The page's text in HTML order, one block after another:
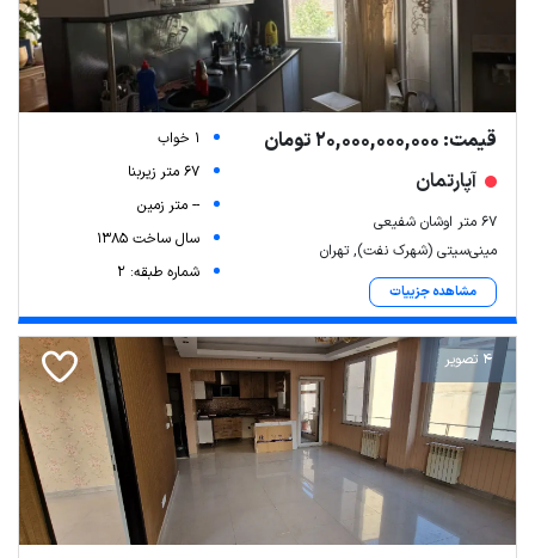
قیمت: 20,000,000,000 تومان
آپارتمان
۶۷ متر اوشان شفیعی
مینی‌سیتی (شهرک نفت), تهران
مشاهده جزییات
1 خواب
67 متر زیربنا
-- متر زمین
سال ساخت 1385
شماره طبقه: 2
4 تصویر